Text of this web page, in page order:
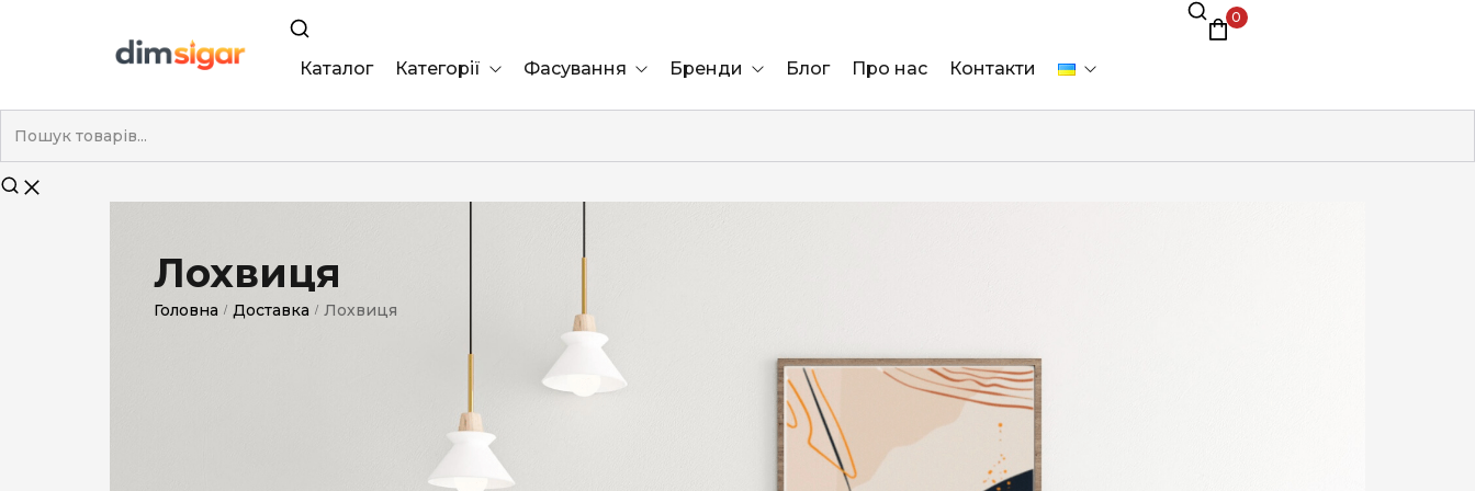
Каталог Категорії
Без фільтра
Смакові (капсула)
Фасування Бренди Блог Про нас Контакти
0
Лохвиця
Головна / Доставка / Лохвиця